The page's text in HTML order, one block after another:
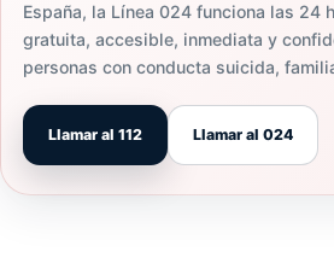
España, la Línea 024 funciona las 24
gratuita, accesible, inmediata y
personas con conducta suicida,
Llamar al 112 Llamar al 024